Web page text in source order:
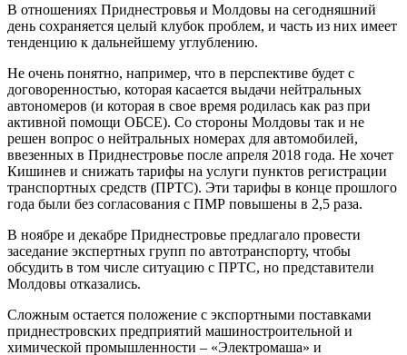
В отношениях Приднестровья и Молдовы на сегодняшний
день сохраняется целый клубок проблем, и часть из них имеет
тенденцию к дальнейшему углублению.
Не очень понятно, например, что в перспективе будет с
договоренностью, которая касается выдачи нейтральных
автономеров (и которая в свое время родилась как раз при
активной помощи ОБСЕ). Со стороны Молдовы так и не
решен вопрос о нейтральных номерах для автомобилей,
ввезенных в Приднестровье после апреля 2018 года. Не хочет
Кишинев и снижать тарифы на услуги пунктов регистрации
транспортных средств (ПРТС). Эти тарифы в конце прошлого
года были без согласования с ПМР повышены в 2,5 раза.
В ноябре и декабре Приднестровье предлагало провести
заседание экспертных групп по автотранспорту, чтобы
обсудить в том числе ситуацию с ПРТС, но представители
Молдовы отказались.
Сложным остается положение с экспортными поставками
приднестровских предприятий машиностроительной и
химической промышленности – «Электромаша» и